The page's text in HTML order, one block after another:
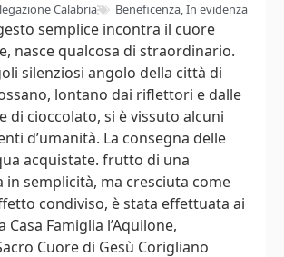
Calabria Beneficenza,In evidenza
semplice incontra il cuore
nasce qualcosa di straordinario.
silenziosi angolo della città di
lontano dai riflettori e dalle
di cioccolato, si è vissuto alcuni
d’umanità. La consegna delle
acquistate. frutto di una
in semplicità, ma cresciuta come
condiviso, è stata effettuata ai
Casa Famiglia l’Aquilone,
Cuore di Gesù Corigliano